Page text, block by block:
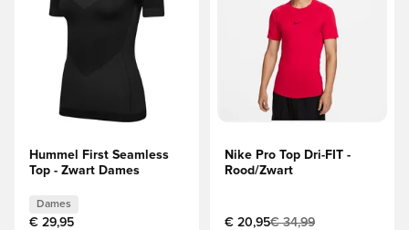
Hummel First Seamless
Top - Zwart Dames
Dames
€ 29,95
Nike Pro Top Dri-FIT -
Rood/Zwart
€ 20,95€ 34,99